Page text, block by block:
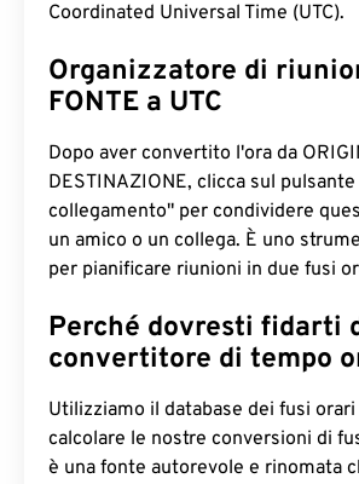
Coordinated Universal Time (UTC).
Organizzatore di
FONTE a UTC
Dopo aver convertito l'ora da
DESTINAZIONE, clicca sul
collegamento" per condividere
un amico o un collega. È uno
per pianificare riunioni in due fusi
Perché dovresti fidarti
convertitore di tempo
Utilizziamo il database dei fusi orari
calcolare le nostre conversioni di
è una fonte autorevole e rinomata